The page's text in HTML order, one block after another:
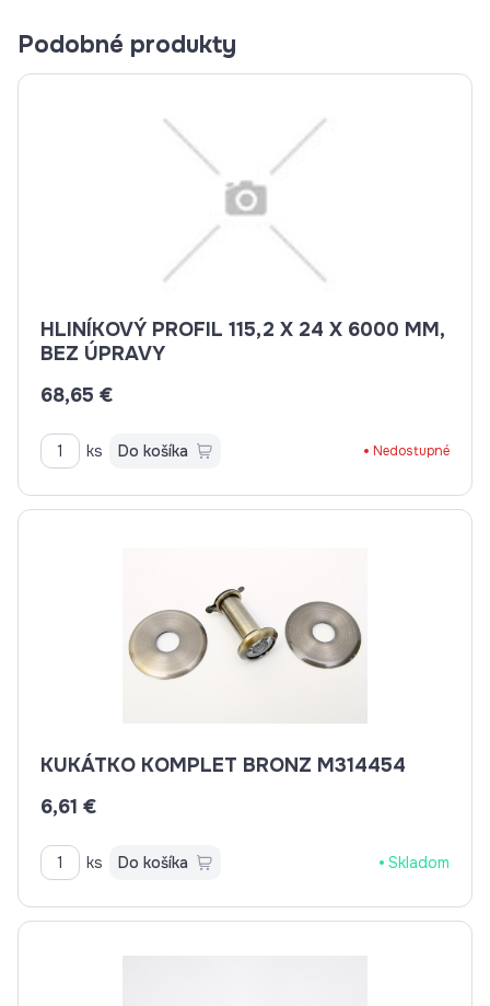
Podobné produkty
HLINÍKOVÝ PROFIL 115,2 X 24 X 6000 MM,
BEZ ÚPRAVY
68,65 €
ks Do košíka Nedostupné
KUKÁTKO KOMPLET BRONZ M314454
6,61 €
ks Do košíka Skladom